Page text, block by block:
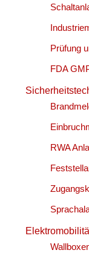
Prüfung
FDA
RWA